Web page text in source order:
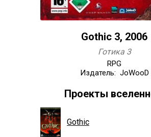
Gothic 3, 2006
Готика 3
RPG
Издатель: JoWooD
Проекты
Gothic